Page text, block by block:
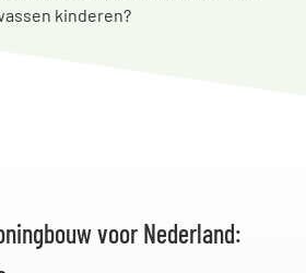
kinderen?
voor Nederland: